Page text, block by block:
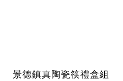
景德鎮真陶瓷筷禮盒組